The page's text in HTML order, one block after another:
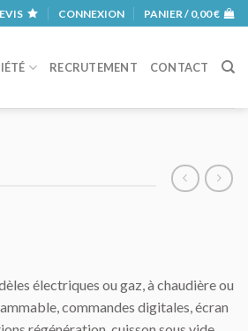
CONNEXION PANIER / 0,00€
RECRUTEMENT CONTACT
électriques ou gaz, à chaudière ou
commandes digitales, écran